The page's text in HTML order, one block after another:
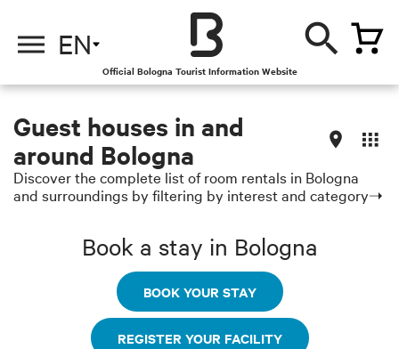
EN
Official Bologna Tourist Information Website
Guest houses in and
around Bologna
Discover the complete list of room rentals in Bologna
and surroundings by filtering by interest and category➝
Book a stay in Bologna
BOOK YOUR STAY
REGISTER YOUR FACILITY